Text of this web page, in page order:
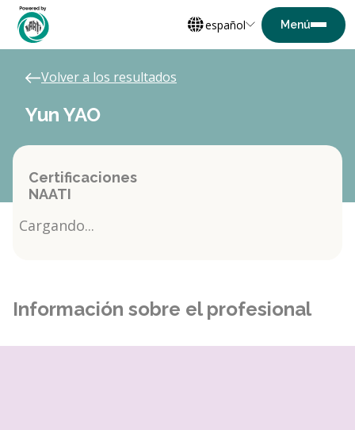
español
Volver a los resultados
Yun YAO
Certificaciones
NAATI
Cargando...
Información sobre el profesional